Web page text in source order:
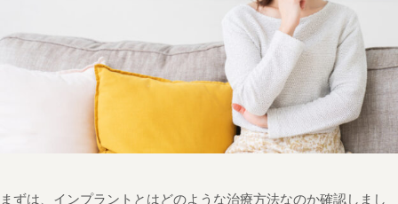
まずは、インプラントとはどのような治療方法なのか確認しまし